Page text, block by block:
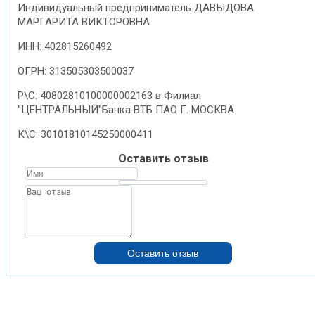
Индивидуальный предприниматель ДАВЫДОВА
МАРГАРИТА ВИКТОРОВНА
ИНН: 402815260492
ОГРН: 313505303500037
Р\С: 40802810100000002163 в Филиал
"ЦЕНТРАЛЬНЫЙ"Банка ВТБ ПАО Г. МОСКВА
К\С: 30101810145250000411
Оставить отзыв
Оставить отзыв